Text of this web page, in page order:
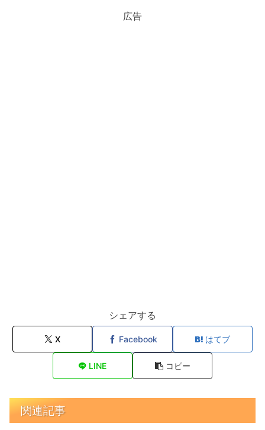
広告
シェアする
X Facebook はてブ
LINE コピー
関連記事